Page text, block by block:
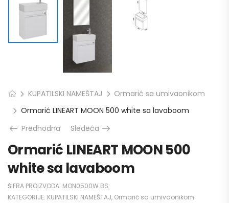
KUPATILSKI NAMEŠTAJ
Ormarić sa umivaonikom
Ormarić LINEART MOON 500 white sa lavaboom
Predhodna
Sledeća
Ormarić LINEART MOON 500
white sa lavaboom
ŠIFRA PROIZVODA: MON0500W.BS
KATEGORIJE: KUPATILSKI NAMEŠTAJ, Ormarić sa umivaonikom